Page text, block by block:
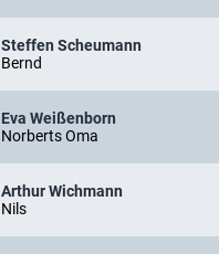
Steffen Scheumann
Bernd
Eva Weißenborn
Norberts Oma
Arthur Wichmann
Nils